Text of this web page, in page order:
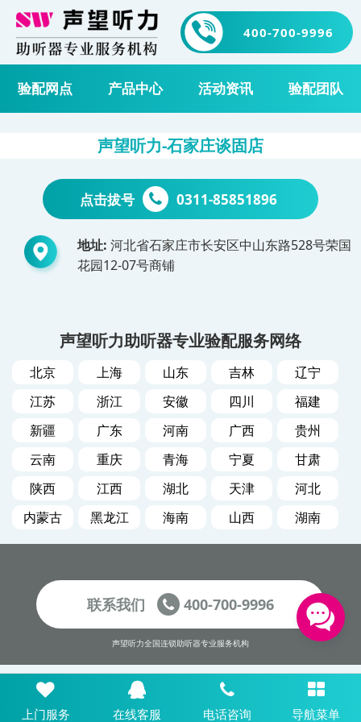
400-700-9996
验配网点 产品中心 活动资讯 验配团队
声望听力-石家庄谈固店
点击拔号 0311-85851896
地址: 河北省石家庄市长安区中山东路528号荣国
花园12-07号商铺
声望听力助听器专业验配服务网络
北京 上海 山东 吉林
辽宁
江苏
浙江 安徽 四川
福建
新疆
广东 河南 广西
贵州
云南
重庆 青海 宁夏
甘肃
陕西
江西 湖北 天津
河北
内蒙古
黑龙江 海南 山西 湖南
联系我们 400-700-9996
声望听力全国连锁助听器专业服务机构
上门服务 在线客服 电话咨询 导航菜单